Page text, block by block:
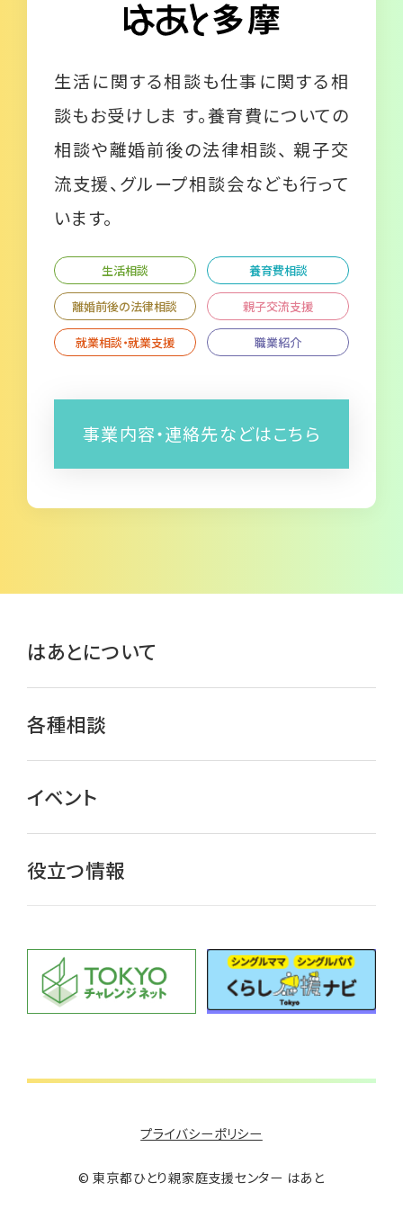
生活に関する相談も仕事に関する相
談もお受けしま す。養育費についての
相談や離婚前後の法律相談、 親子交
流支援、グループ相談会なども行って
います。
生活相談 養育費相談
離婚前後の法律相談 親子交流支援
就業相談・就業支援 職業紹介
事業内容・連絡先などはこちら
はあとについて
各種相談
イベント
役立つ情報
プライバシーポリシー
©︎ 東京都ひとり親家庭支援センター はあと